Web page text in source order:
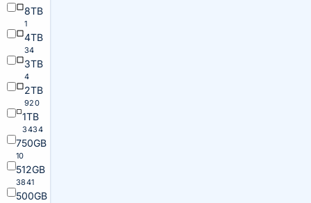
8TB
1
4TB
34
3TB
4
2TB
920
1TB
3434
750GB
10
512GB
3841
500GB